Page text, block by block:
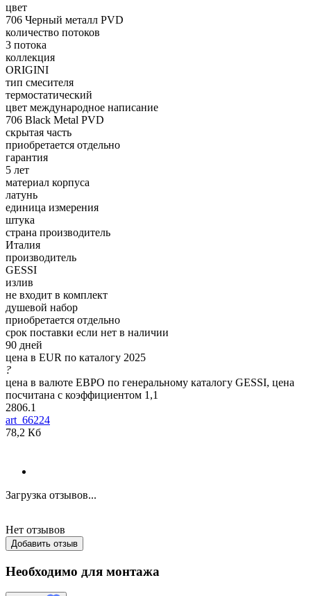
цвет
706 Черный металл PVD
количество потоков
3 потока
коллекция
ORIGINI
тип смесителя
термостатический
цвет международное написание
706 Black Metal PVD
скрытая часть
приобретается отдельно
гарантия
5 лет
материал корпуса
латунь
единица измерения
штука
страна производитель
Италия
производитель
GESSI
излив
не входит в комплект
душевой набор
приобретается отдельно
срок поставки если нет в наличии
90 дней
цена в EUR по каталогу 2025
?
цена в валюте ЕВРО по генеральному каталогу GESSI, цена
посчитана с коэффициентом 1,1
2806.1
art_66224
78,2 Кб
Загрузка отзывов...
Нет отзывов
Добавить отзыв
Необходимо для монтажа